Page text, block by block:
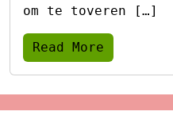
om te toveren […]
Read More